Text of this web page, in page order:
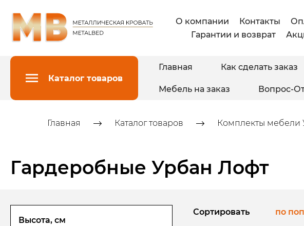
О компании Контакты
Гарантии и возврат
Каталог товаров
Главная Как сделать заказ
Мебель на заказ Вопрос-
Главная Каталог товаров Комплекты мебели
Гардеробные Урбан Лофт
Высота, см
Сортировать по